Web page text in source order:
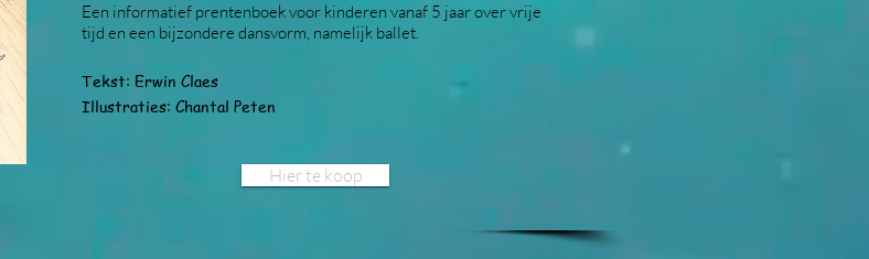
Een informatief prentenboek voor kinderen vanaf 5 jaar over vrije
tijd en een bijzondere dansvorm, namelijk ballet.
Tekst: Erwin Claes
Illustraties: Chantal Peten
Hier te koop